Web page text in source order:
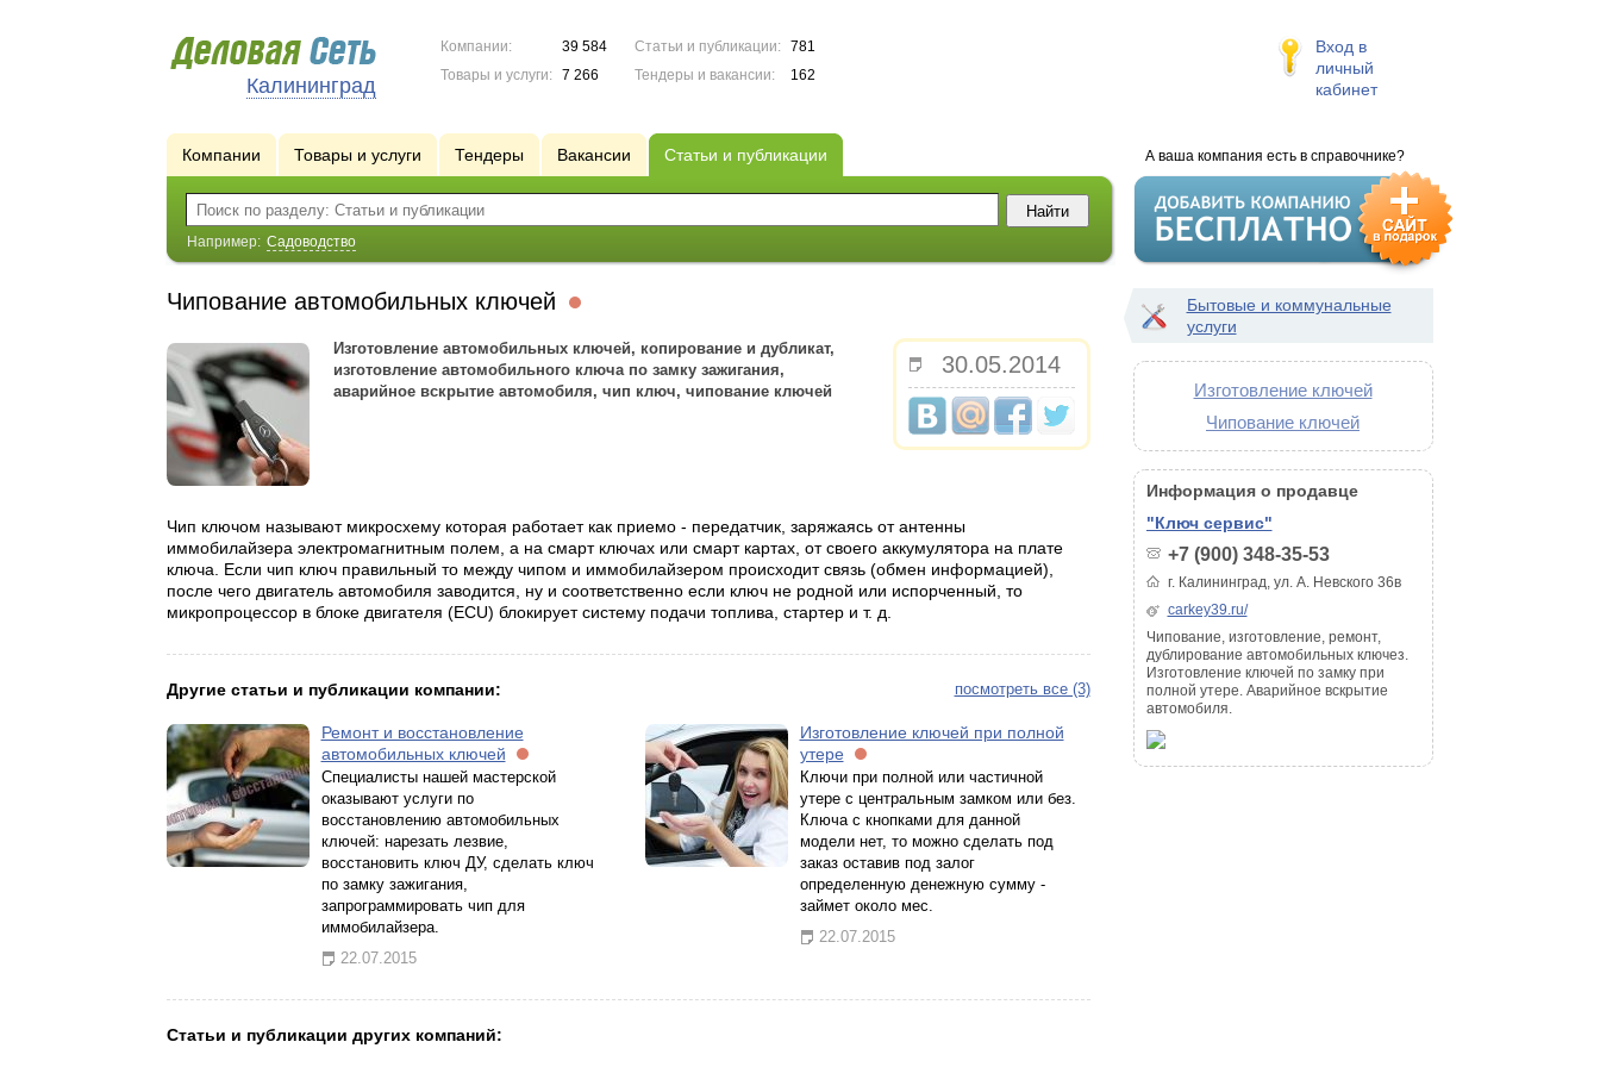
Калининград
Компании:
39 584
Товары и услуги:
7 266
Статьи и публикации:
781
Тендеры и вакансии:
162
Вход в
личный
кабинет
А ваша компания есть в справочнике?
Компании Товары и услуги Тендеры Вакансии Статьи и публикации
Например: Садоводство
Чипование автомобильных ключей
30.05.2014
Изготовление автомобильных ключей, копирование и дубликат,
изготовление автомобильного ключа по замку зажигания,
аварийное вскрытие автомобиля, чип ключ, чипование ключей
Чип ключом называют микросхему которая работает как приемо - передатчик, заряжаясь от антенны
иммобилайзера электромагнитным полем, а на смарт ключах или смарт картах, от своего аккумулятора на плате
ключа. Если чип ключ правильный то между чипом и иммобилайзером происходит связь (обмен информацией),
после чего двигатель автомобиля заводится, ну и соответственно если ключ не родной или испорченный, то
микропроцессор в блоке двигателя (ECU) блокирует систему подачи топлива, стартер и т. д.
посмотреть все (3)
Другие статьи и публикации компании:
Ремонт и восстановление
автомобильных ключей
Специалисты нашей мастерской
оказывают услуги по
восстановлению автомобильных
ключей: нарезать лезвие,
восстановить ключ ДУ, сделать ключ
по замку зажигания,
запрограммировать чип для
иммобилайзера.
22.07.2015
Изготовление ключей при полной
утере
Ключи при полной или частичной
утере с центральным замком или без.
Ключа с кнопками для данной
модели нет, то можно сделать под
заказ оставив под залог
определенную денежную сумму -
займет около мес.
22.07.2015
Статьи и публикации других компаний:
Бытовые и коммунальные
услуги
Изготовление ключей
Чипование ключей
Информация о продавце
"Ключ сервис"
+7 (900) 348-35-53
г. Калининград, ул. А. Невского 36в
carkey39.ru/
Чипование, изготовление, ремонт,
дублирование автомобильных ключез.
Изготовление ключей по замку при
полной утере. Аварийное вскрытие
автомобиля.